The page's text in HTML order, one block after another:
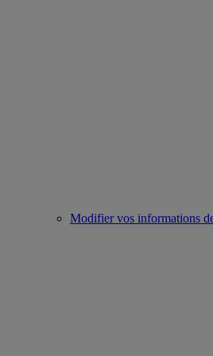
Modifier vos informations